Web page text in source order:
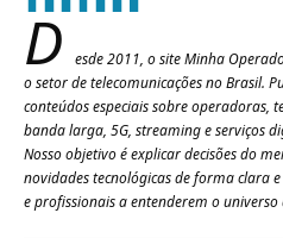
D
esde 2011, o site Minha
o setor de telecomunicações no Brasil.
conteúdos especiais sobre operadoras,
banda larga, 5G, streaming e serviços
Nosso objetivo é explicar decisões do
novidades tecnológicas de forma clara
e profissionais a entenderem o universo